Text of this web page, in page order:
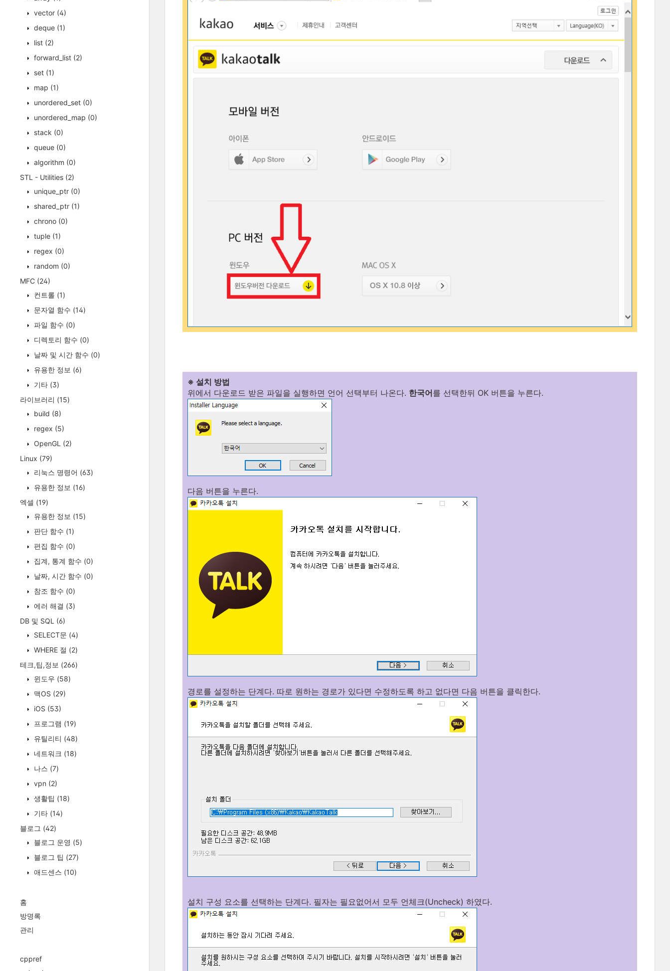
vector (4)
deque (1)
list (2)
forward_list (2)
set (1)
map (1)
unordered_set (0)
unordered_map (0)
stack (0)
queue (0)
algorithm (0)
STL - Utilities (2)
unique_ptr (0)
shared_ptr (1)
chrono (0)
tuple (1)
regex (0)
random (0)
MFC (24)
컨트롤 (1)
문자열 함수 (14)
파일 함수 (0)
디렉토리 함수 (0)
날짜 및 시간 함수 (0)
유용한 정보 (6)
기타 (3)
라이브러리 (15)
build (8)
regex (5)
OpenGL (2)
Linux (79)
리눅스 명령어 (63)
유용한 정보 (16)
엑셀 (19)
유용한 정보 (15)
판단 함수 (1)
편집 함수 (0)
집계, 통계 함수 (0)
날짜, 시간 함수 (0)
참조 함수 (0)
에러 해결 (3)
DB 및 SQL (6)
SELECT문 (4)
WHERE 절 (2)
테크,팁,정보 (266)
윈도우 (58)
맥OS (29)
iOS (53)
프로그램 (19)
유틸리티 (48)
네트워크 (18)
나스 (7)
vpn (2)
생활팁 (18)
기타 (14)
블로그 (42)
블로그 운영 (5)
블로그 팁 (27)
애드센스 (10)
홈
방명록
관리
cppref
※ 설치 방법
위에서 다운로드 받은 파일을 실행하면 언어 선택부터 나온다. 한국어를 선택한뒤 OK 버튼을 누른다.
다음 버튼을 누른다.
경로를 설정하는 단계다. 따로 원하는 경로가 있다면 수정하도록 하고 없다면 다음 버튼을 클릭한다.
설치 구성 요소를 선택하는 단계다. 필자는 필요없어서 모두 언체크(Uncheck) 하였다.